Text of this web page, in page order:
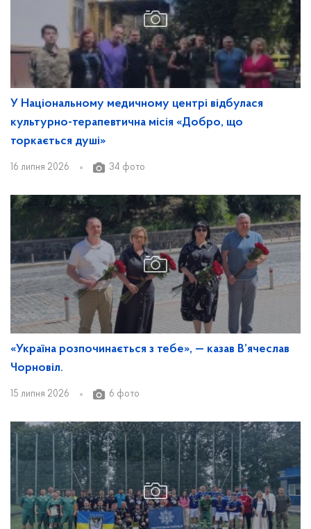
У Національному медичному центрі відбулася
культурно-терапевтична місія «Добро, що
торкається душі»
16 липня 2026 34 фото
«Україна розпочинається з тебе», — казав В’ячеслав
Чорновіл.
15 липня 2026 6 фото